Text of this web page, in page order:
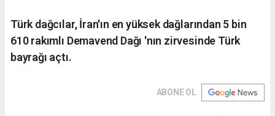
Türk dağcılar, İran'ın en yüksek dağlarından 5 bin
610 rakımlı Demavend Dağı 'nın zirvesinde Türk
bayrağı açtı.
ABONE OL